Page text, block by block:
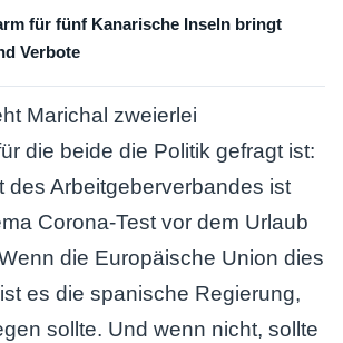
für fünf Kanarische Inseln bringt
Verbote
Marichal zweierlei
die beide die Politik gefragt ist:
des Arbeitgeberverbandes ist
Corona-Test vor dem Urlaub
die Europäische Union dies
es die spanische Regierung,
sollte. Und wenn nicht, sollte